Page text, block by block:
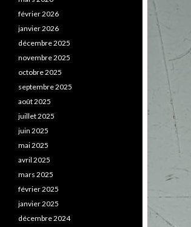
février 2026
janvier 2026
décembre 2025
novembre 2025
octobre 2025
septembre 2025
août 2025
juillet 2025
juin 2025
mai 2025
avril 2025
mars 2025
février 2025
janvier 2025
décembre 2024